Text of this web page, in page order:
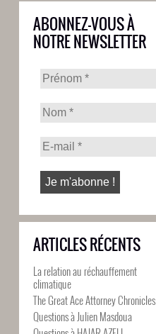
ABONNEZ-VOUS À
NOTRE NEWSLETTER
ARTICLES RÉCENTS
La relation au réchauffement
climatique
The Great Ace Attorney Chronicles
Questions à Julien Masdoua